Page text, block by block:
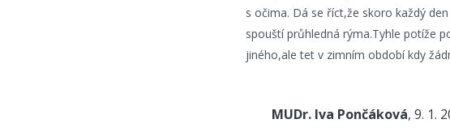
s očima. Dá se říct,že skoro každý
spouští průhledná rýma.Tyhle potíže
jiného,ale tet v zimním období kdy
MUDr. Iva Pončáková, 9. 1.